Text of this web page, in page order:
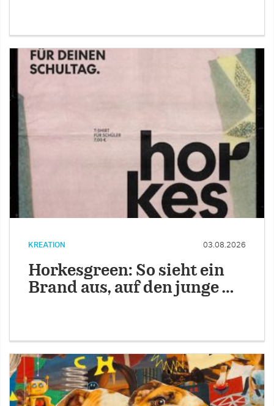
KREATION 03.08.2026
Horkesgreen: So sieht ein
Brand aus, auf den junge …